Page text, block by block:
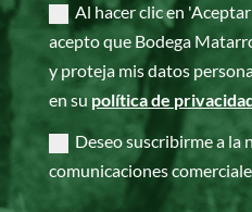
Al hacer clic en
acepto que Bodega
y proteja mis datos
en su política de
Deseo suscribirme a la
comunicaciones